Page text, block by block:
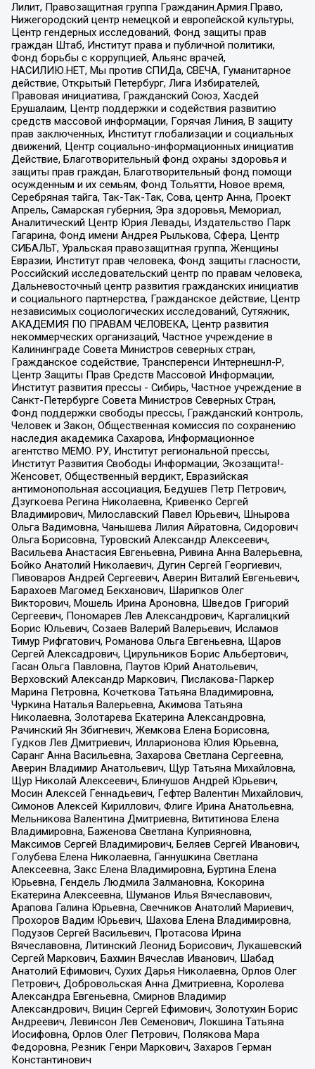
Лилит, Правозащитная группа Гражданин.Армия.Право,
Нижегородский центр немецкой и европейской культуры,
Центр гендерных исследований, Фонд защиты прав
граждан Штаб, Институт права и публичной политики,
Фонд борьбы с коррупцией, Альянс врачей,
НАСИЛИЮ.НЕТ, Мы против СПИДа, СВЕЧА, Гуманитарное
действие, Открытый Петербург, Лига Избирателей,
Правовая инициатива, Гражданский Союз, Хасдей
Ерушалаим, Центр поддержки и содействия развитию
средств массовой информации, Горячая Линия, В защиту
прав заключенных, Институт глобализации и социальных
движений, Центр социально-информационных инициатив
Действие, Благотворительный фонд охраны здоровья и
защиты прав граждан, Благотворительный фонд помощи
осужденным и их семьям, Фонд Тольятти, Новое время,
Серебряная тайга, Так-Так-Так, Сова, центр Анна, Проект
Апрель, Самарская губерния, Эра здоровья, Мемориал,
Аналитический Центр Юрия Левады, Издательство Парк
Гагарина, Фонд имени Андрея Рылькова, Сфера, Центр
СИБАЛЬТ, Уральская правозащитная группа, Женщины
Евразии, Институт прав человека, Фонд защиты гласности,
Российский исследовательский центр по правам человека,
Дальневосточный центр развития гражданских инициатив
и социального партнерства, Гражданское действие, Центр
независимых социологических исследований, Сутяжник,
АКАДЕМИЯ ПО ПРАВАМ ЧЕЛОВЕКА, Центр развития
некоммерческих организаций, Частное учреждение в
Калининграде Совета Министров северных стран,
Гражданское содействие, Трансперенси Интернешнл-Р,
Центр Защиты Прав Средств Массовой Информации,
Институт развития прессы - Сибирь, Частное учреждение в
Санкт-Петербурге Совета Министров Северных Стран,
Фонд поддержки свободы прессы, Гражданский контроль,
Человек и Закон, Общественная комиссия по сохранению
наследия академика Сахарова, Информационное
агентство МЕМО. РУ, Институт региональной прессы,
Институт Развития Свободы Информации, Экозащита!-
Женсовет, Общественный вердикт, Евразийская
антимонопольная ассоциация, Бедушев Петр Петрович,
Дзугкоева Регина Николаевна, Кривенко Сергей
Владимирович, Милославский Павел Юрьевич, Шнырова
Ольга Вадимовна, Чанышева Лилия Айратовна, Сидорович
Ольга Борисовна, Туровский Александр Алексеевич,
Васильева Анастасия Евгеньевна, Ривина Анна Валерьевна,
Бойко Анатолий Николаевич, Дугин Сергей Георгиевич,
Пивоваров Андрей Сергеевич, Аверин Виталий Евгеньевич,
Барахоев Магомед Бекханович, Шарипков Олег
Викторович, Мошель Ирина Ароновна, Шведов Григорий
Сергеевич, Пономарев Лев Александрович, Каргалицкий
Борис Юльевич, Созаев Валерий Валерьевич, Исламов
Тимур Рифгатович, Романова Ольга Евгеньевна, Щаров
Сергей Алексадрович, Цирульников Борис Альбертович,
Гасан Ольга Павловна, Паутов Юрий Анатольевич,
Верховский Александр Маркович, Пислакова-Паркер
Марина Петровна, Кочеткова Татьяна Владимировна,
Чуркина Наталья Валерьевна, Акимова Татьяна
Николаевна, Золотарева Екатерина Александровна,
Рачинский Ян Збигневич, Жемкова Елена Борисовна,
Гудков Лев Дмитриевич, Илларионова Юлия Юрьевна,
Саранг Анна Васильевна, Захарова Светлана Сергеевна,
Аверин Владимир Анатольевич, Щур Татьяна Михайловна,
Щур Николай Алексеевич, Блинушов Андрей Юрьевич,
Мосин Алексей Геннадьевич, Гефтер Валентин Михайлович,
Симонов Алексей Кириллович, Флиге Ирина Анатольевна,
Мельникова Валентина Дмитриевна, Вититинова Елена
Владимировна, Баженова Светлана Куприяновна,
Максимов Сергей Владимирович, Беляев Сергей Иванович,
Голубева Елена Николаевна, Ганнушкина Светлана
Алексеевна, Закс Елена Владимировна, Буртина Елена
Юрьевна, Гендель Людмила Залмановна, Кокорина
Екатерина Алексеевна, Шуманов Илья Вячеславович,
Арапова Галина Юрьевна, Свечников Анатолий Мариевич,
Прохоров Вадим Юрьевич, Шахова Елена Владимировна,
Подузов Сергей Васильевич, Протасова Ирина
Вячеславовна, Литинский Леонид Борисович, Лукашевский
Сергей Маркович, Бахмин Вячеслав Иванович, Шабад
Анатолий Ефимович, Сухих Дарья Николаевна, Орлов Олег
Петрович, Добровольская Анна Дмитриевна, Королева
Александра Евгеньевна, Смирнов Владимир
Александрович, Вицин Сергей Ефимович, Золотухин Борис
Андреевич, Левинсон Лев Семенович, Локшина Татьяна
Иосифовна, Орлов Олег Петрович, Полякова Мара
Федоровна, Резник Генри Маркович, Захаров Герман
Константинович